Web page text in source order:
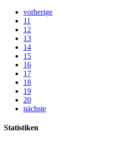
vorherige
11
12
13
14
15
16
17
18
19
20
nächste
Statistiken